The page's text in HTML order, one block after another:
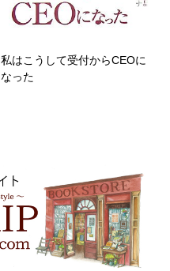
私はこうして受付からCEOに
なった